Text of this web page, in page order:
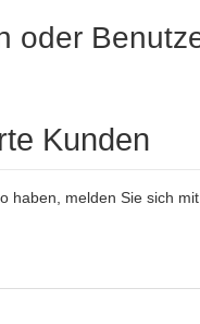
oder
Kunden
haben, melden Sie sich